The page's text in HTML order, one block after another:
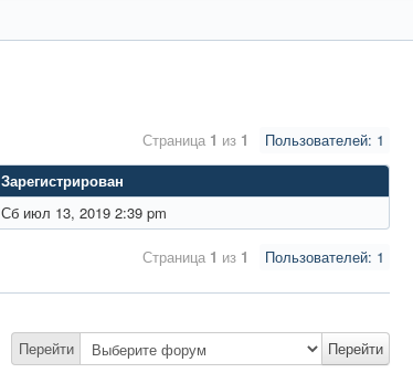
Пользователей: 1
Страница 1 из 1
Зарегистрирован
Сб июл 13, 2019 2:39 pm
Пользователей: 1
Страница 1 из 1
Перейти Перейти